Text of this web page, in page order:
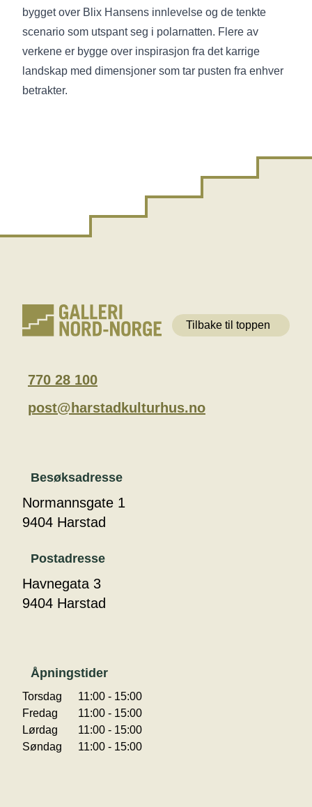
bygget over Blix Hansens innlevelse og de tenkte
scenario som utspant seg i polarnatten. Flere av
verkene er bygge over inspirasjon fra det karrige
landskap med dimensjoner som tar pusten fra enhver
betrakter.
Tilbake til toppen
770 28 100
post@harstadkulturhus.no
Besøksadresse
Normannsgate 1
9404 Harstad
Postadresse
Havnegata 3
9404 Harstad
Åpningstider
Torsdag
11:00 - 15:00
Fredag
11:00 - 15:00
Lørdag
11:00 - 15:00
Søndag
11:00 - 15:00